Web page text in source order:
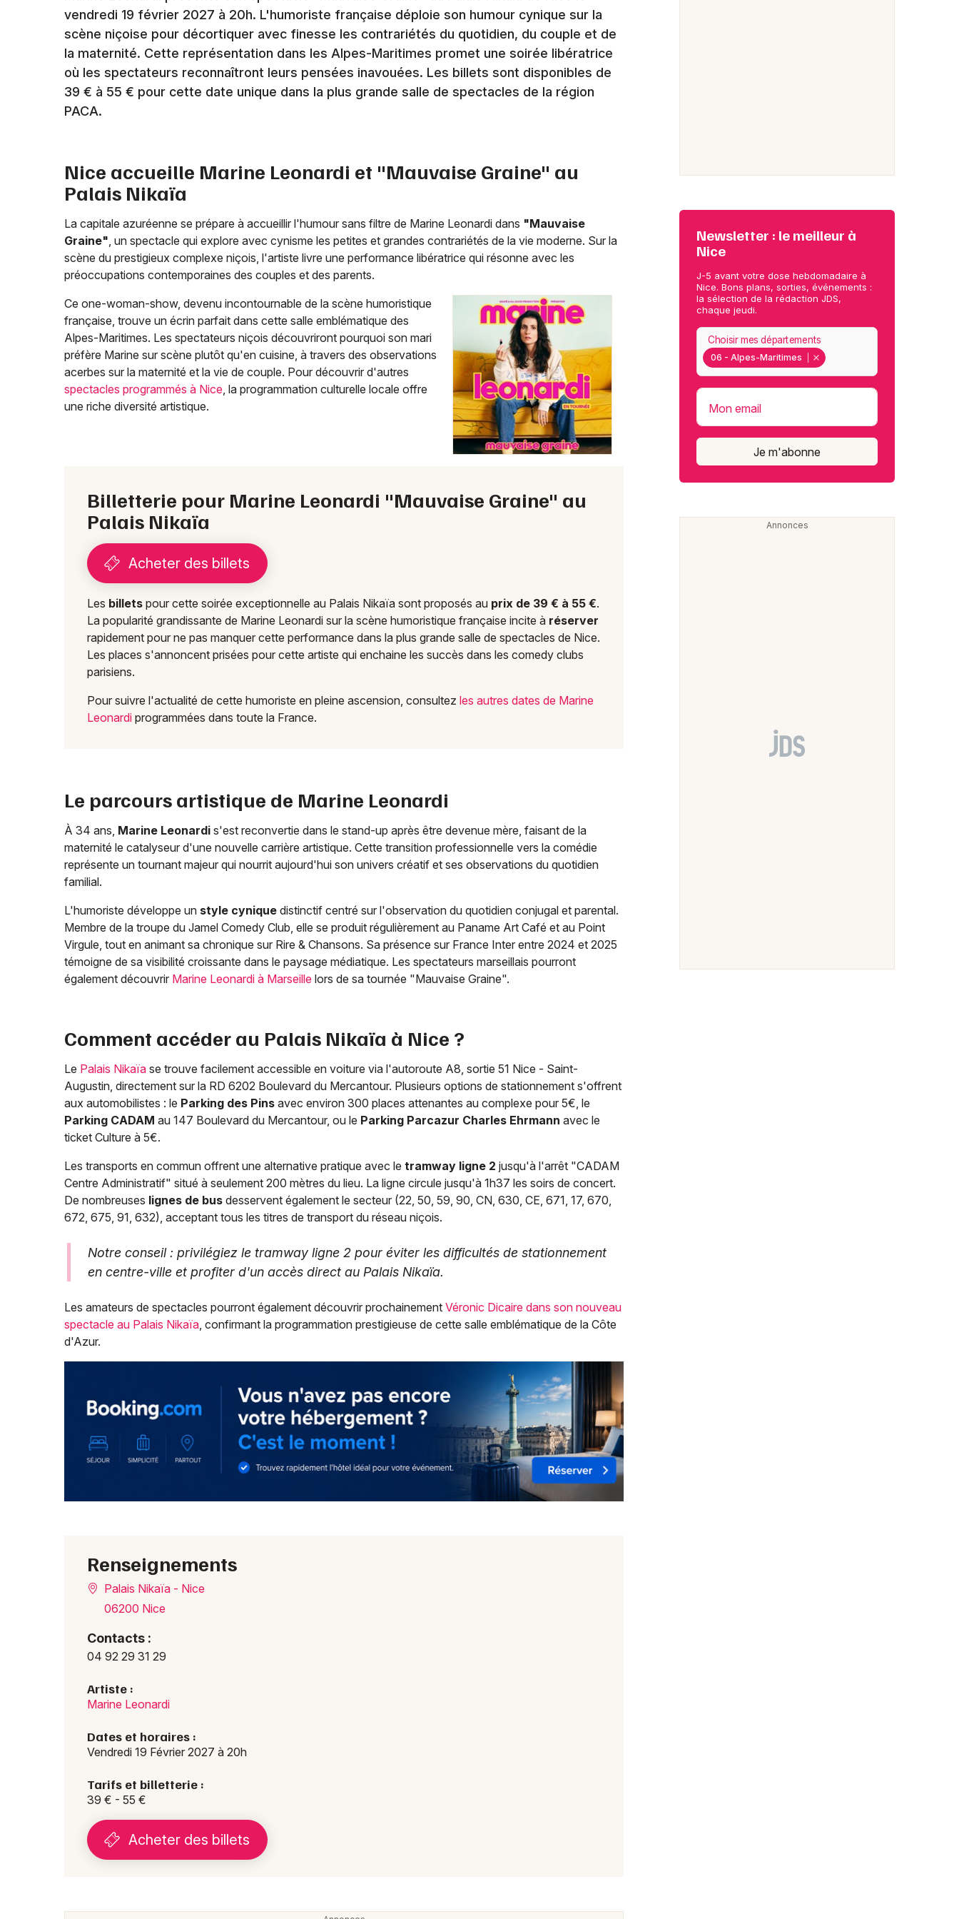
Newsletter des sorties
Artistes en tournée
06 - Alpes-Maritimes
Choisir mes départements
Mon email
Je m'abonne
vendredi 19 février 2027 à 20h. L'humoriste française déploie son humour cynique sur la
scène niçoise pour décortiquer avec finesse les contrariétés du quotidien, du couple et de
la maternité. Cette représentation dans les Alpes-Maritimes promet une soirée libératrice
où les spectateurs reconnaîtront leurs pensées inavouées. Les billets sont disponibles de
39 € à 55 € pour cette date unique dans la plus grande salle de spectacles de la région
PACA.
Nice accueille Marine Leonardi et "Mauvaise Graine" au
Palais Nikaïa
La capitale azuréenne se prépare à accueillir l'humour sans filtre de Marine Leonardi dans "Mauvaise
Graine", un spectacle qui explore avec cynisme les petites et grandes contrariétés de la vie moderne. Sur la
scène du prestigieux complexe niçois, l'artiste livre une performance libératrice qui résonne avec les
préoccupations contemporaines des couples et des parents.
Ce one-woman-show, devenu incontournable de la scène humoristique
française, trouve un écrin parfait dans cette salle emblématique des
Alpes-Maritimes. Les spectateurs niçois découvriront pourquoi son mari
préfère Marine sur scène plutôt qu'en cuisine, à travers des observations
acerbes sur la maternité et la vie de couple. Pour découvrir d'autres
spectacles programmés à Nice, la programmation culturelle locale offre
une riche diversité artistique.
Billetterie pour Marine Leonardi "Mauvaise Graine" au
Palais Nikaïa
Acheter des billets
Les billets pour cette soirée exceptionnelle au Palais Nikaïa sont proposés au prix de 39 € à 55 €.
La popularité grandissante de Marine Leonardi sur la scène humoristique française incite à réserver
rapidement pour ne pas manquer cette performance dans la plus grande salle de spectacles de Nice.
Les places s'annoncent prisées pour cette artiste qui enchaine les succès dans les comedy clubs
parisiens.
Pour suivre l'actualité de cette humoriste en pleine ascension, consultez les autres dates de Marine
Leonardi programmées dans toute la France.
Le parcours artistique de Marine Leonardi
À 34 ans, Marine Leonardi s'est reconvertie dans le stand-up après être devenue mère, faisant de la
maternité le catalyseur d'une nouvelle carrière artistique. Cette transition professionnelle vers la comédie
représente un tournant majeur qui nourrit aujourd'hui son univers créatif et ses observations du quotidien
familial.
L'humoriste développe un style cynique distinctif centré sur l'observation du quotidien conjugal et parental.
Membre de la troupe du Jamel Comedy Club, elle se produit régulièrement au Paname Art Café et au Point
Virgule, tout en animant sa chronique sur Rire & Chansons. Sa présence sur France Inter entre 2024 et 2025
témoigne de sa visibilité croissante dans le paysage médiatique. Les spectateurs marseillais pourront
également découvrir Marine Leonardi à Marseille lors de sa tournée "Mauvaise Graine".
Comment accéder au Palais Nikaïa à Nice ?
Le Palais Nikaïa se trouve facilement accessible en voiture via l'autoroute A8, sortie 51 Nice - Saint-
Augustin, directement sur la RD 6202 Boulevard du Mercantour. Plusieurs options de stationnement s'offrent
aux automobilistes : le Parking des Pins avec environ 300 places attenantes au complexe pour 5€, le
Parking CADAM au 147 Boulevard du Mercantour, ou le Parking Parcazur Charles Ehrmann avec le
ticket Culture à 5€.
Les transports en commun offrent une alternative pratique avec le tramway ligne 2 jusqu'à l'arrêt "CADAM
Centre Administratif" situé à seulement 200 mètres du lieu. La ligne circule jusqu'à 1h37 les soirs de concert.
De nombreuses lignes de bus desservent également le secteur (22, 50, 59, 90, CN, 630, CE, 671, 17, 670,
672, 675, 91, 632), acceptant tous les titres de transport du réseau niçois.
Notre conseil : privilégiez le tramway ligne 2 pour éviter les difficultés de stationnement
en centre-ville et profiter d'un accès direct au Palais Nikaïa.
Les amateurs de spectacles pourront également découvrir prochainement Véronic Dicaire dans son nouveau
spectacle au Palais Nikaïa, confirmant la programmation prestigieuse de cette salle emblématique de la Côte
d'Azur.
Renseignements
Palais Nikaïa - Nice
06200 Nice
Contacts :
04 92 29 31 29
Artiste :
Marine Leonardi
Dates et horaires :
Vendredi 19 Février 2027 à 20h
Tarifs et billetterie :
39 € - 55 €
Acheter des billets
Newsletter : le meilleur à
Nice
J-5 avant votre dose hebdomadaire à
Nice. Bons plans, sorties, événements :
la sélection de la rédaction JDS,
chaque jeudi.
06 - Alpes-Maritimes
Choisir mes départements
Mon email
Je m'abonne